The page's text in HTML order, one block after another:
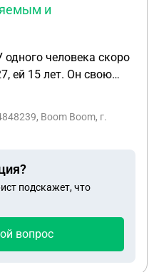
и
человека скоро
ей 15 лет. Он свою
Проблема в
Девочка
общение в
да вообще все,
спустя
видеться. Это
можно сделать,
Boom Boom, г.
подскажет, что
вопрос